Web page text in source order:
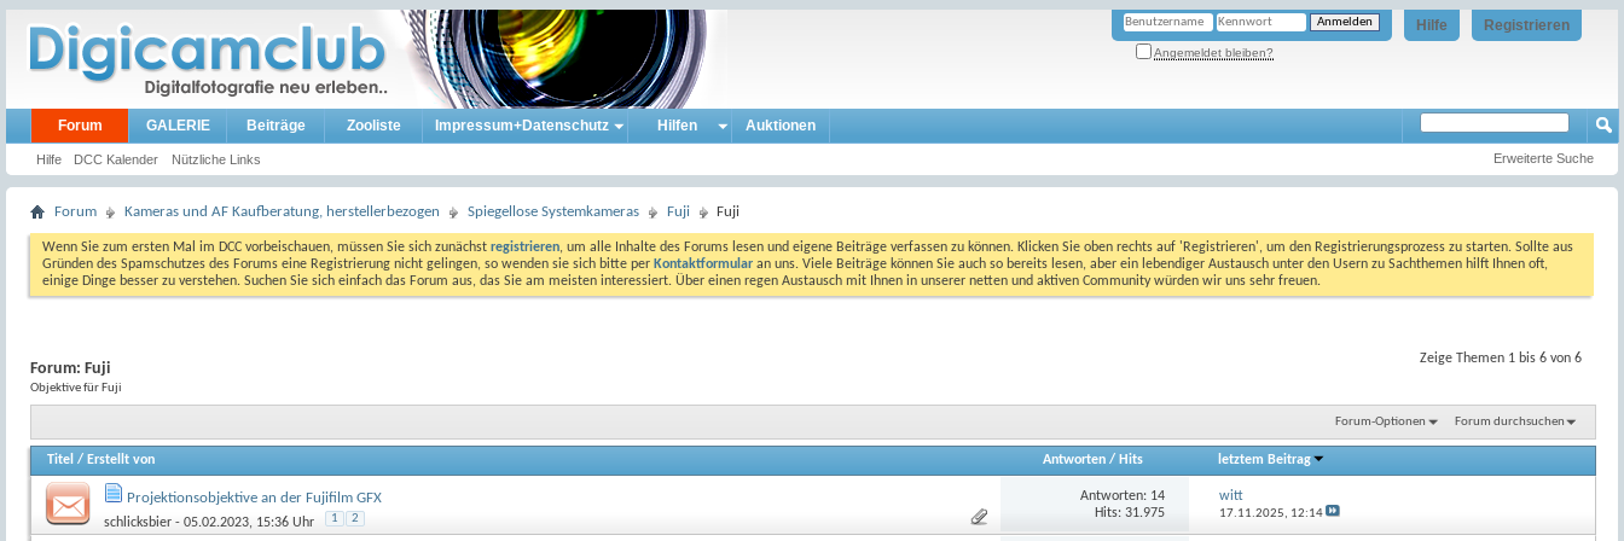
Registrieren
Hilfe
Angemeldet bleiben?
Forum
Hilfe DCC Kalender Nützliche Links
GALERIE Beiträge Zooliste Impressum+Datenschutz Hilfen Auktionen
Erweiterte Suche
Forum Kameras und AF Kaufberatung, herstellerbezogen Spiegellose Systemkameras Fuji Fuji
Wenn Sie zum ersten Mal im DCC vorbeischauen, müssen Sie sich zunächst registrieren, um alle Inhalte des Forums lesen und eigene Beiträge verfassen zu können. Klicken Sie oben rechts auf 'Registrieren', um den Registrierungsprozess zu starten. Sollte aus
Gründen des Spamschutzes des Forums eine Registrierung nicht gelingen, so wenden sie sich bitte per Kontaktformular an uns. Viele Beiträge können Sie auch so bereits lesen, aber ein lebendiger Austausch unter den Usern zu Sachthemen hilft Ihnen oft,
einige Dinge besser zu verstehen. Suchen Sie sich einfach das Forum aus, das Sie am meisten interessiert. Über einen regen Austausch mit Ihnen in unserer netten und aktiven Community würden wir uns sehr freuen.
Zeige Themen 1 bis 6 von 6
Forum: Fuji
Objektive für Fuji
Forum-Optionen Forum durchsuchen
Titel / Erstellt von Antworten / Hits letztem Beitrag
Projektionsobjektive an der Fujifilm GFX
schlicksbier - 05.02.2023, 15:36 Uhr 1 2
Antworten: 14
Hits: 31.975
witt
17.11.2025, 12:14